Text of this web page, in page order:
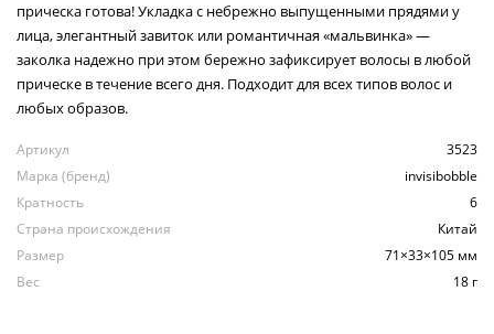
прическа готова! Укладка с небрежно выпущенными прядями у
лица, элегантный завиток или романтичная «мальвинка» —
заколка надежно при этом бережно зафиксирует волосы в любой
прическе в течение всего дня. Подходит для всех типов волос и
любых образов.
Артикул
3523
Марка (бренд)
invisibobble
Кратность
6
Страна происхождения
Китай
Размер
71×33×105 мм
Вес
18 г